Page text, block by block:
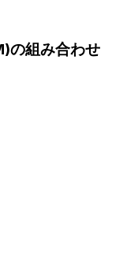
の組み合わせ